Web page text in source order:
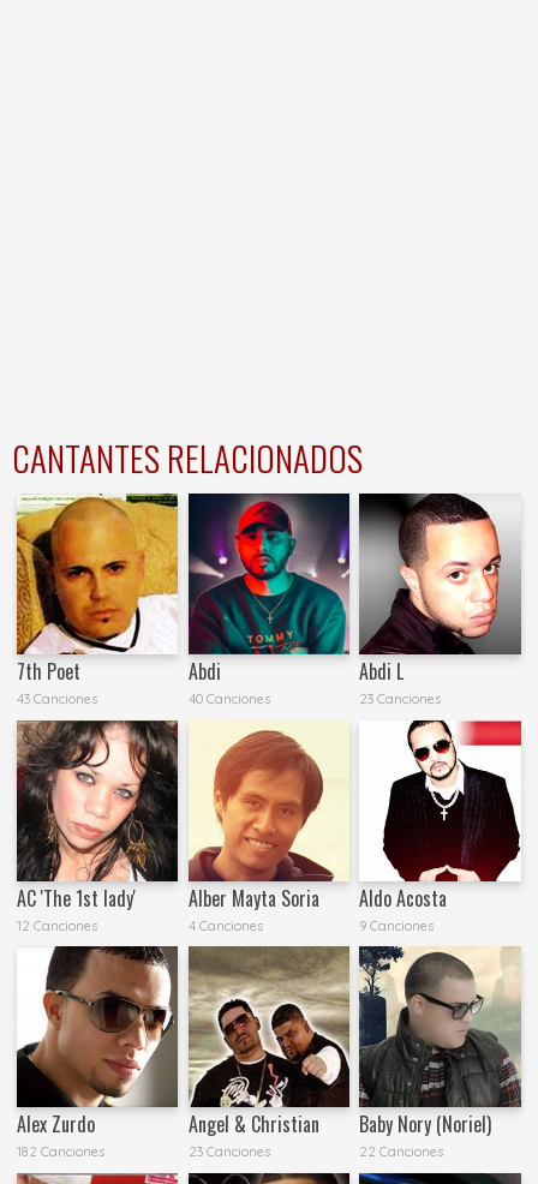
CANTANTES RELACIONADOS
7th Poet
43 Canciones
Abdi
40 Canciones
Abdi L
23 Canciones
AC 'The 1st lady'
12 Canciones
Alber Mayta Soria
4 Canciones
Aldo Acosta
9 Canciones
Alex Zurdo
182 Canciones
Angel & Christian
23 Canciones
Baby Nory (Noriel)
22 Canciones